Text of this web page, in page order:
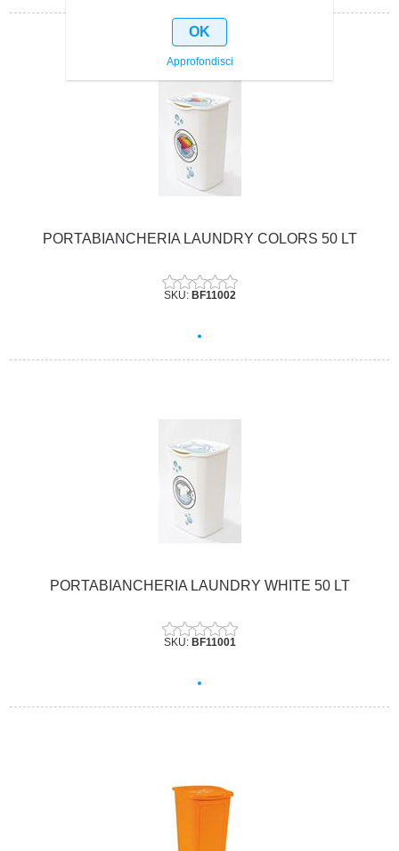
PORTABIANCHERIA LAUNDRY COLORS 50 LT
SKU: BF11002
PORTABIANCHERIA LAUNDRY WHITE 50 LT
SKU: BF11001
OK
Approfondisci